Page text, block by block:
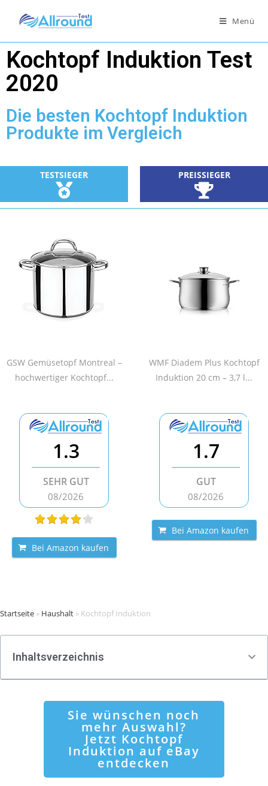
Menü
Kochtopf Induktion Test
2020
Die besten Kochtopf Induktion
Produkte im Vergleich
TESTSIEGER PREISSIEGER
GSW Gemüsetopf Montreal –
hochwertiger Kochtopf...
WMF Diadem Plus Kochtopf
Induktion 20 cm – 3,7 l...
1.3
SEHR GUT
08/2026
Bei Amazon kaufen
1.7
GUT
08/2026
Bei Amazon kaufen
Startseite » Haushalt » Kochtopf Induktion
Inhaltsverzeichnis
Sie wünschen noch
mehr Auswahl?
Jetzt Kochtopf
Induktion auf eBay
entdecken